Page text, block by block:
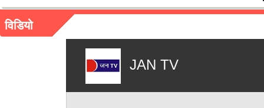
विडियो
JAN TV